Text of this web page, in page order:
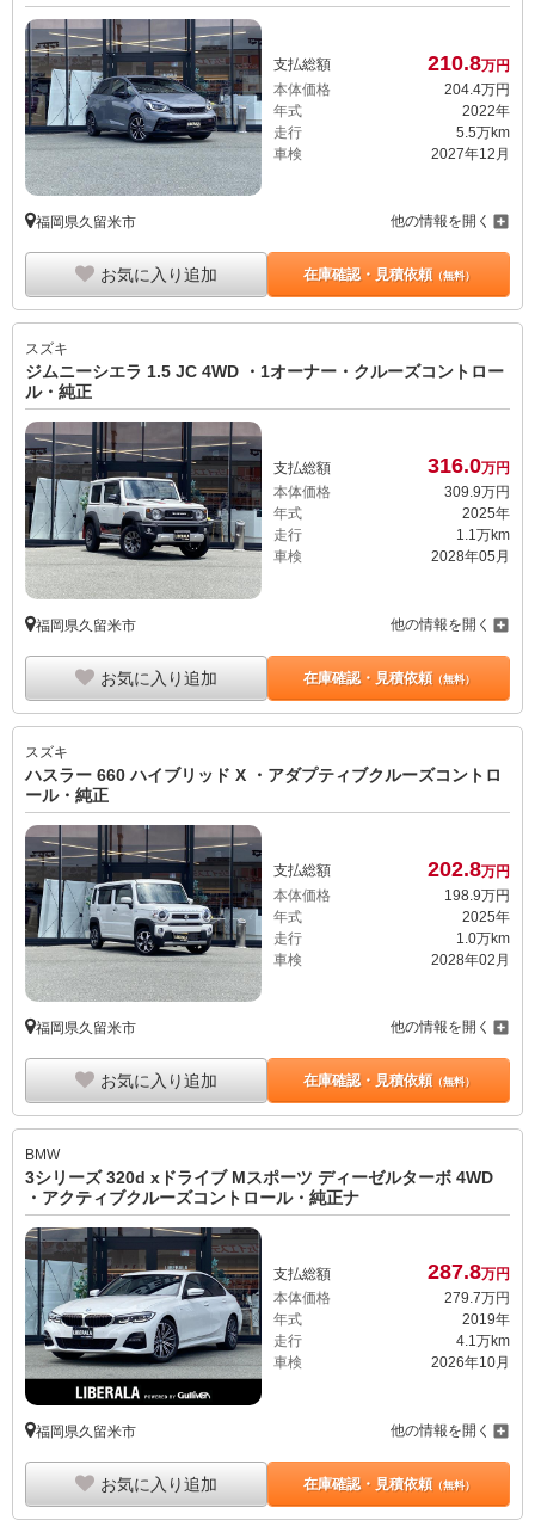
支払総額 210.8万円
本体価格
204. 4万円
年式
2022年
走行
5.5万km
車検
2027年12月
福岡県久留米市 他の情報を開く
お気に入り追加 在庫確認・見積依頼（無料）
スズキ
ジムニーシエラ 1.5 JC 4WD ・1オーナー・クルーズコントロー
ル・純正
支払総額 316.0万円
本体価格
309.9万円
年式
2025年
走行
1.1万km
車検
2028年05月
福岡県久留米市 他の情報を開く
お気に入り追加 在庫確認・見積依頼（無料）
スズキ
ハスラー 660 ハイブリッド X ・アダプティブクルーズコントロ
ール・純正
支払総額 202.8万円
本体価格
198. 9万円
年式
2025年
走行
1.0万km
車検
2028年02月
福岡県久留米市 他の情報を開く
お気に入り追加 在庫確認・見積依頼（無料）
BMW
3シリーズ 320d xドライブ Mスポーツ ディーゼルターボ 4WD
・アクティブクルーズコントロール・純正ナ
支払総額 287.8万円
本体価格
279.7万円
年式
2019年
走行
4.1万km
車検
2026年10月
福岡県久留米市 他の情報を開く
お気に入り追加 在庫確認・見積依頼（無料）